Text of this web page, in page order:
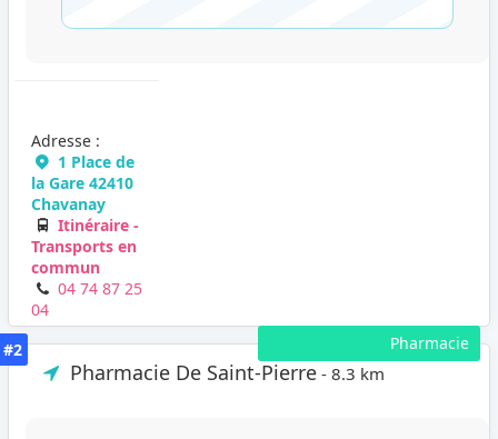
Adresse :
1 Place de
la Gare 42410
Chavanay
Itinéraire -
Transports en
commun
04 74 87 25
04
Pharmacie
#2
Pharmacie De Saint-Pierre - 8.3 km